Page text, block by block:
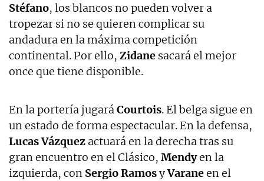
Stéfano, los blancos no pueden volver a
tropezar si no se quieren complicar su
andadura en la máxima competición
continental. Por ello, Zidane sacará el mejor
once que tiene disponible.
En la portería jugaráCourtois. El belga sigue en
un estado de forma espectacular. En la defensa,
Lucas Vázquez actuará en la derecha tras su
gran encuentro en el Clásico, Mendyen la
izquierda, con Sergio RamosyVaraneen el